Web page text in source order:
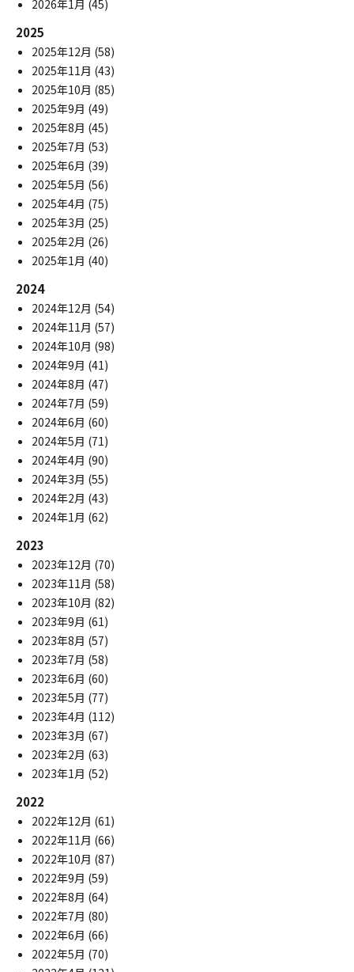
2026年1月 (45)
2025
2025年12月 (58)
2025年11月 (43)
2025年10月 (85)
2025年9月 (49)
2025年8月 (45)
2025年7月 (53)
2025年6月 (39)
2025年5月 (56)
2025年4月 (75)
2025年3月 (25)
2025年2月 (26)
2025年1月 (40)
2024
2024年12月 (54)
2024年11月 (57)
2024年10月 (98)
2024年9月 (41)
2024年8月 (47)
2024年7月 (59)
2024年6月 (60)
2024年5月 (71)
2024年4月 (90)
2024年3月 (55)
2024年2月 (43)
2024年1月 (62)
2023
2023年12月 (70)
2023年11月 (58)
2023年10月 (82)
2023年9月 (61)
2023年8月 (57)
2023年7月 (58)
2023年6月 (60)
2023年5月 (77)
2023年4月 (112)
2023年3月 (67)
2023年2月 (63)
2023年1月 (52)
2022
2022年12月 (61)
2022年11月 (66)
2022年10月 (87)
2022年9月 (59)
2022年8月 (64)
2022年7月 (80)
2022年6月 (66)
2022年5月 (70)